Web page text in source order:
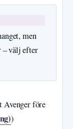
men
– välj efter
Avenger före
)